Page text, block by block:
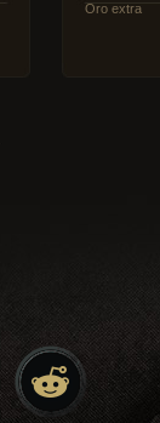
Oro extra